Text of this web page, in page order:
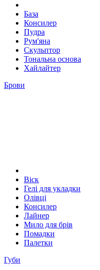
База
Консилер
Пудра
Рум'яна
Скульптор
Тональна основа
Хайлайтер
Брови
Віск
Гелі для укладки
Олівці
Консилер
Лайнер
Мило для брів
Помадки
Палетки
Губи